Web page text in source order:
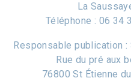
La
Téléphone : 06 34
Responsable publication :
Rue du pré aux
76800 St Étienne